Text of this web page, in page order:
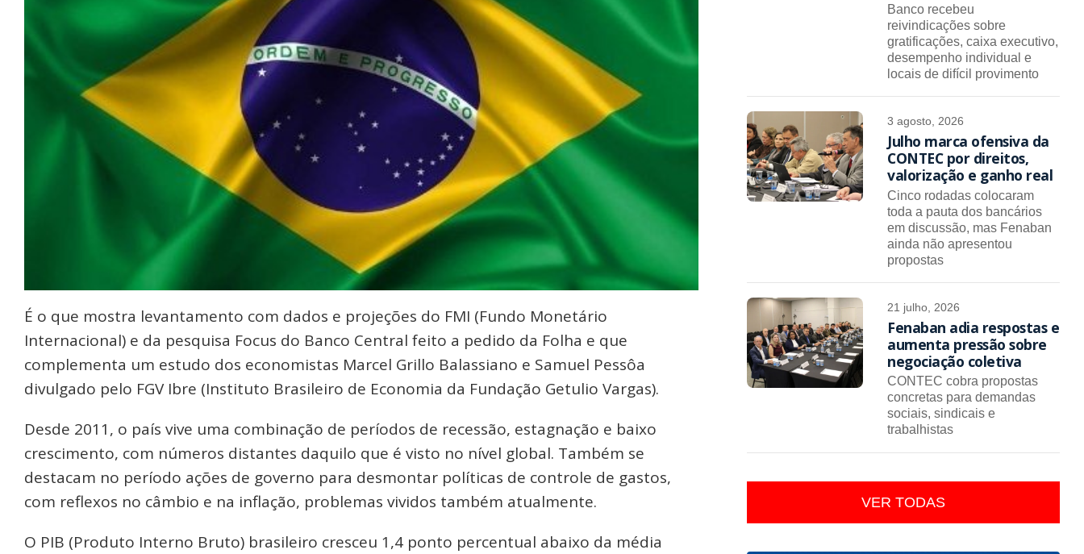
É o que mostra levantamento com dados e projeções do FMI (Fundo Monetário
Internacional) e da pesquisa Focus do Banco Central feito a pedido da Folha e que
complementa um estudo dos economistas Marcel Grillo Balassiano e Samuel Pessôa
divulgado pelo FGV Ibre (Instituto Brasileiro de Economia da Fundação Getulio Vargas).
Desde 2011, o país vive uma combinação de períodos de recessão, estagnação e baixo
crescimento, com números distantes daquilo que é visto no nível global. Também se
destacam no período ações de governo para desmontar políticas de controle de gastos,
com reflexos no câmbio e na inflação, problemas vividos também atualmente.
O PIB (Produto Interno Bruto) brasileiro cresceu 1,4 ponto percentual abaixo da média
Banco recebeu
reivindicações sobre
gratificações, caixa executivo,
desempenho individual e
locais de difícil provimento
3 agosto, 2026
Julho marca ofensiva da
CONTEC por direitos,
valorização e ganho real
Cinco rodadas colocaram
toda a pauta dos bancários
em discussão, mas Fenaban
ainda não apresentou
propostas
21 julho, 2026
Fenaban adia respostas e
aumenta pressão sobre
negociação coletiva
CONTEC cobra propostas
concretas para demandas
sociais, sindicais e
trabalhistas
VER TODAS